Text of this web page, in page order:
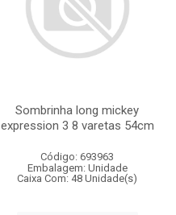
Sombrinha long mickey
expression 3 8 varetas 54cm
Código: 693963
Embalagem: Unidade
Caixa Com: 48 Unidade(s)